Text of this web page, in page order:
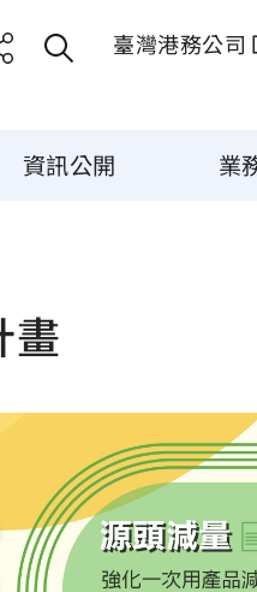
臺灣港務公司
資訊公開 業
畫